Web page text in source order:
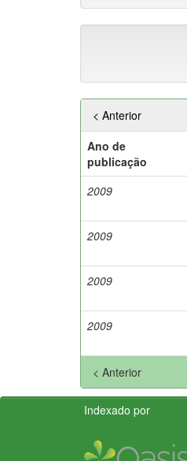
< Anterior
Ano de
publicação
2009
2009
2009
2009
< Anterior
Indexado por